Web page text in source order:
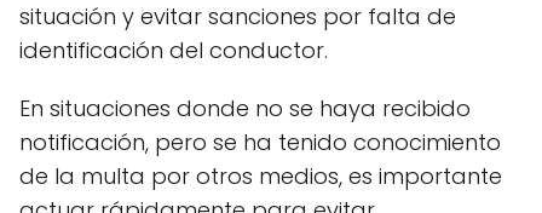
situación y evitar sanciones por falta de
identificación del conductor.
En situaciones donde no se haya recibido
notificación, pero se ha tenido conocimiento
de la multa por otros medios, es importante